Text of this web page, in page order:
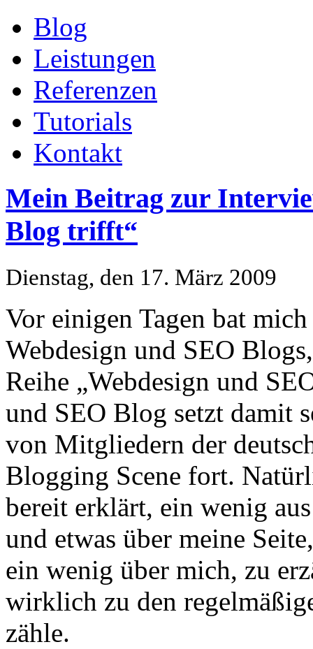
Blog
Leistungen
Referenzen
Tutorials
Kontakt
Mein Beitrag zur
Blog trifft“
Dienstag, den 17. März 2009
Vor einigen Tagen bat
Webdesign und SEO
Reihe „Webdesign und
und SEO Blog setzt damit
von Mitgliedern der
Blogging Scene fort.
bereit erklärt, ein wenig
und etwas über meine
ein wenig über mich, zu
wirklich zu den
zähle.